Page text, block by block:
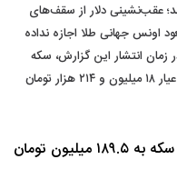
عقب‌نشینی دلار از سقف‌های
اونس جهانی طلا اجازه نداده
زمان انتشار این گزارش، سکه
امامی ۱۸۲ میلیون و ۲۰۰ هزار تومان و طلای ۱۸ عیار ۱۸ میلیون و ۲۱۴ هزار تومان
قیمت طلا و سکه امروز ۲۸ تیر ۱۴۰۵؛ سکه به ۱۸۹.۵ میلیون تومان